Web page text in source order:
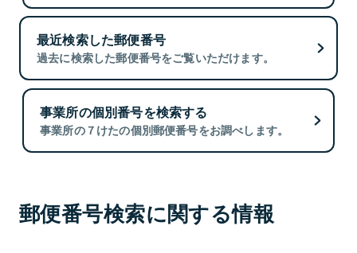
最近検索した郵便番号
過去に検索した郵便番号をご覧いただけます。
事業所の個別番号を検索する
事業所の７けたの個別郵便番号をお調べします。
郵便番号検索に関する情報